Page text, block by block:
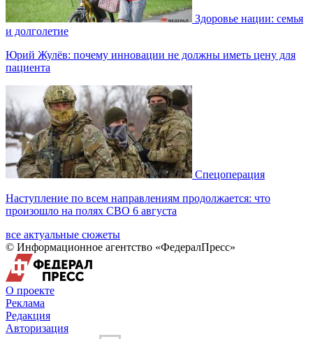
Здоровье нации: семья
и долголетие
Юрий Жулёв: почему инновации не должны иметь цену для
пациента
Спецоперация
Наступление по всем направлениям продолжается: что
произошло на полях СВО 6 августа
все актуальные сюжеты
© Информационное агентство «ФедералПресс»
О проекте
Реклама
Редакция
Авторизация